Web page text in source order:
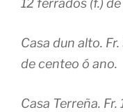
12 ferrados (f.)
Casa dun alto.
de centeo ó ano.
Casa Terreña. Fr.